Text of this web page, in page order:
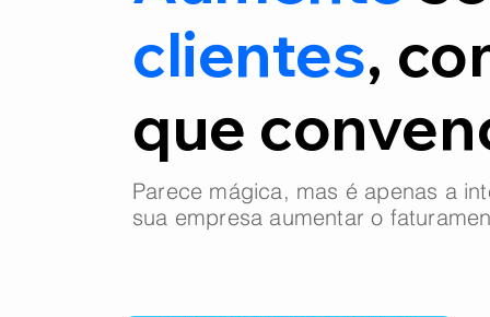
clientes,
que
Parece mágica, mas é apenas a
sua empresa aumentar o